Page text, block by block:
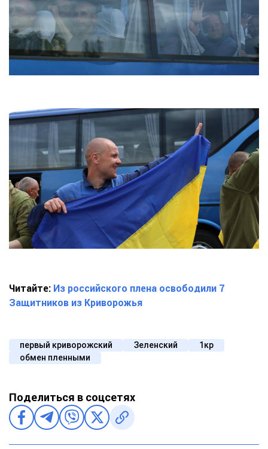
Читайте: Из российского плена освободили 7
Защитников из Криворожья
первый криворожский Зеленский
1кр
обмен пленными
Поделиться в соцсетях